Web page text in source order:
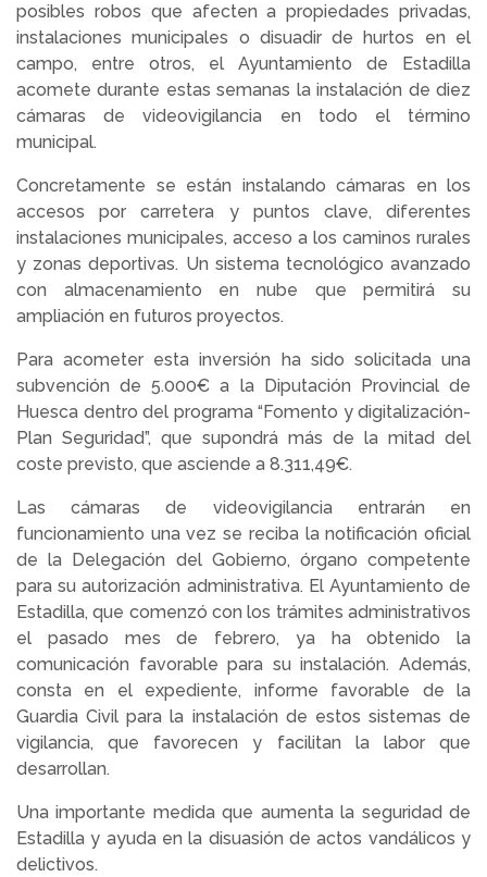
posibles robos que afecten a propiedades privadas,
instalaciones municipales o disuadir de hurtos en el
campo, entre otros, el Ayuntamiento de Estadilla
acomete durante estas semanas la instalación de diez
cámaras de videovigilancia en todo el término
municipal.
Concretamente se están instalando cámaras en los
accesos por carretera y puntos clave, diferentes
instalaciones municipales, acceso a los caminos rurales
y zonas deportivas. Un sistema tecnológico avanzado
con almacenamiento en nube que permitirá su
ampliación en futuros proyectos.
Para acometer esta inversión ha sido solicitada una
subvención de 5.000€ a la Diputación Provincial de
Huesca dentro del programa “Fomento y digitalización-
Plan Seguridad”, que supondrá más de la mitad del
coste previsto, que asciende a 8.311,49€.
Las cámaras de videovigilancia entrarán en
funcionamiento una vez se reciba la notificación oficial
de la Delegación del Gobierno, órgano competente
para su autorización administrativa. El Ayuntamiento de
Estadilla, que comenzó con los trámites administrativos
el pasado mes de febrero, ya ha obtenido la
comunicación favorable para su instalación. Además,
consta en el expediente, informe favorable de la
Guardia Civil para la instalación de estos sistemas de
vigilancia, que favorecen y facilitan la labor que
desarrollan.
Una importante medida que aumenta la seguridad de
Estadilla y ayuda en la disuasión de actos vandálicos y
delictivos.